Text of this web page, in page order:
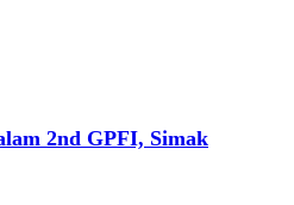
2nd GPFI, Simak